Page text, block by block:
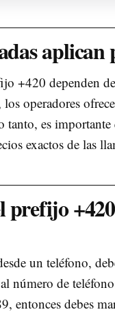
+420 dependen
operadores
tanto, es
exactos de las
prefijo
un teléfono,
número de
entonces debes